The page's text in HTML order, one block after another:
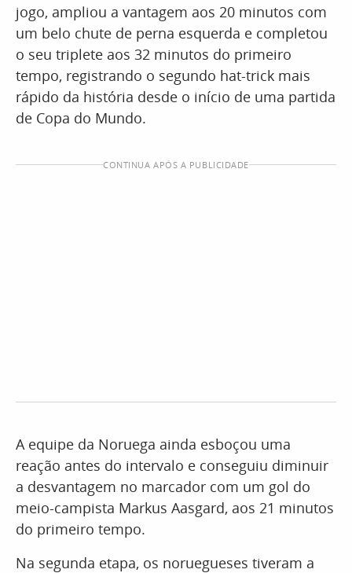
jogo, ampliou a vantagem aos 20 minutos com
um belo chute de perna esquerda e completou
o seu triplete aos 32 minutos do primeiro
tempo, registrando o segundo hat-trick mais
rápido da história desde o início de uma partida
de Copa do Mundo.
CONTINUA APÓS A PUBLICIDADE
A equipe da Noruega ainda esboçou uma
reação antes do intervalo e conseguiu diminuir
a desvantagem no marcador com um gol do
meio-campista Markus Aasgard, aos 21 minutos
do primeiro tempo.
Na segunda etapa, os noruegueses tiveram a